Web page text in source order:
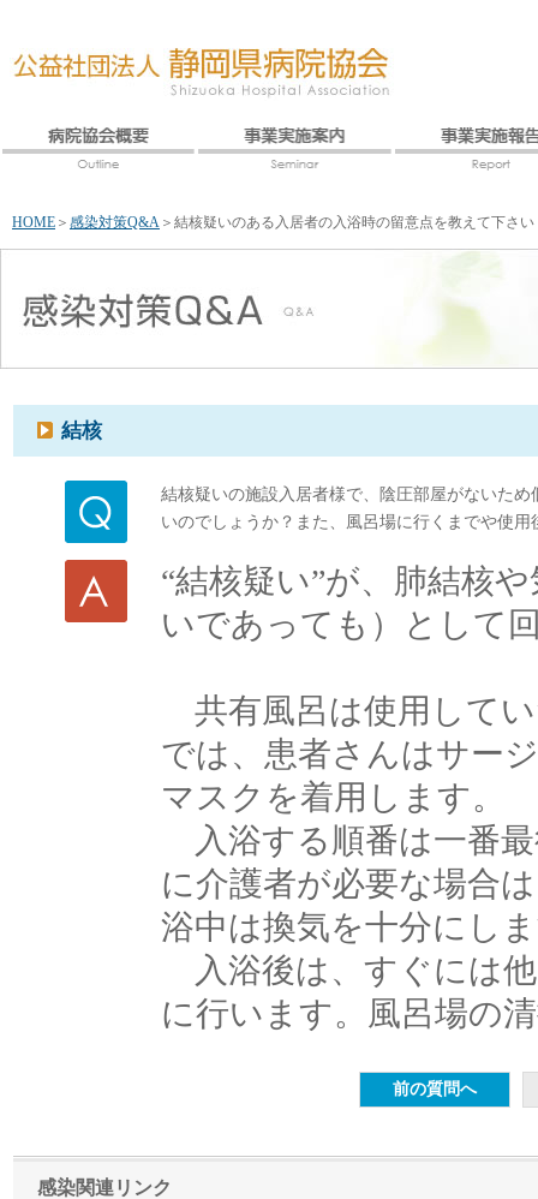
HOME ＞ 感染対策Q&A ＞ 結核疑いのある入居者の入浴時の留意点を教えて下さい
結核
結核疑いの施設入居者様で、陰圧部屋がないた
いのでしょうか？また、風呂場に行くまでや使
“結核疑い”が、肺結核
いであっても）として
共有風呂は使用して
では、患者さんはサー
マスクを着用します。
入浴する順番は一番
に介護者が必要な場合
浴中は換気を十分にし
入浴後は、すぐには
に行います。風呂場の
感染関連リンク